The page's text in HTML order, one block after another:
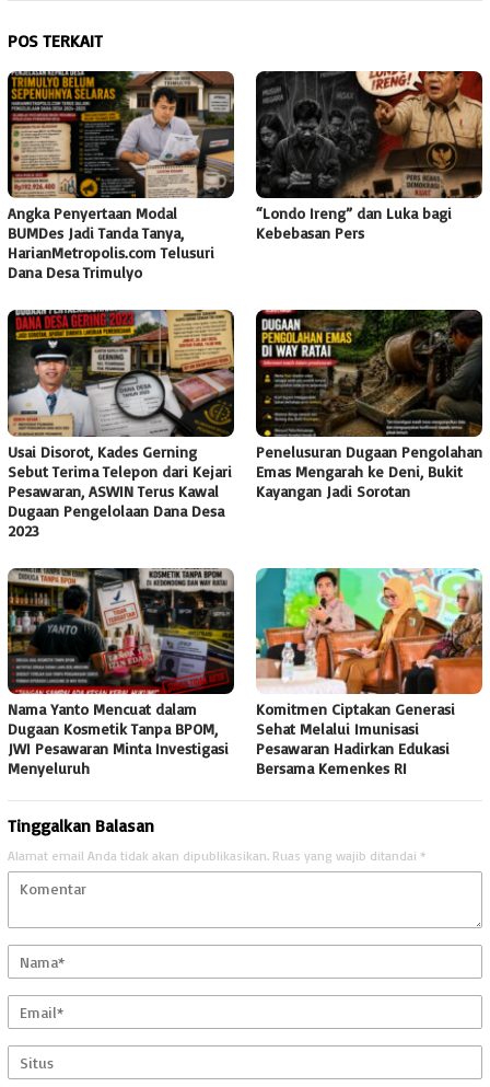
POS TERKAIT
Angka Penyertaan Modal
BUMDes Jadi Tanda Tanya,
HarianMetropolis.com Telusuri
Dana Desa Trimulyo
“Londo Ireng” dan Luka bagi
Kebebasan Pers
Usai Disorot, Kades Gerning
Sebut Terima Telepon dari Kejari
Pesawaran, ASWIN Terus Kawal
Dugaan Pengelolaan Dana Desa
2023
Penelusuran Dugaan Pengolahan
Emas Mengarah ke Deni, Bukit
Kayangan Jadi Sorotan
Nama Yanto Mencuat dalam
Dugaan Kosmetik Tanpa BPOM,
JWI Pesawaran Minta Investigasi
Menyeluruh
Komitmen Ciptakan Generasi
Sehat Melalui Imunisasi
Pesawaran Hadirkan Edukasi
Bersama Kemenkes RI
Tinggalkan Balasan
Alamat email Anda tidak akan dipublikasikan. Ruas yang wajib ditandai *